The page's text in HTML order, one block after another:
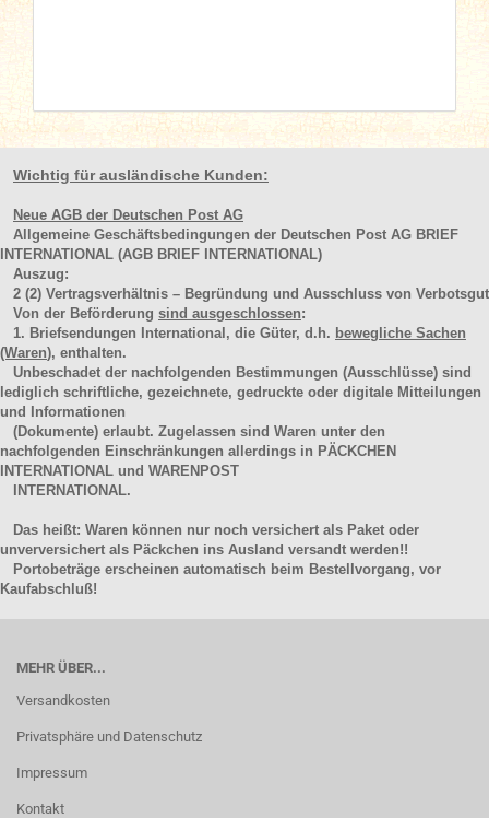
Wichtig für ausländische Kunden:
Neue AGB der Deutschen Post AG
Allgemeine Geschäftsbedingungen der Deutschen Post AG BRIEF
INTERNATIONAL (AGB BRIEF INTERNATIONAL)
Auszug:
2 (2) Vertragsverhältnis – Begründung und Ausschluss von Verbotsgut
Von der Beförderung sind ausgeschlossen:
1. Briefsendungen International, die Güter, d.h. bewegliche Sachen
(Waren), enthalten.
Unbeschadet der nachfolgenden Bestimmungen (Ausschlüsse) sind
lediglich schriftliche, gezeichnete, gedruckte oder digitale Mitteilungen
und Informationen
(Dokumente) erlaubt. Zugelassen sind Waren unter den
nachfolgenden Einschränkungen allerdings in PÄCKCHEN
INTERNATIONAL und WARENPOST
INTERNATIONAL.
Das heißt: Waren können nur noch versichert als Paket oder
unverversichert als Päckchen ins Ausland versandt werden!!
Portobeträge erscheinen automatisch beim Bestellvorgang, vor
Kaufabschluß!
MEHR ÜBER...
Versandkosten
Privatsphäre und Datenschutz
Impressum
Kontakt